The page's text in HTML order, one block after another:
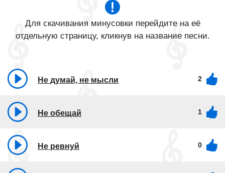
Для скачивания минусовки перейдите на её
отдельную страницу, кликнув на название песни.
Не думай, не мысли 2
Не обещай 1
Не ревнуй 0